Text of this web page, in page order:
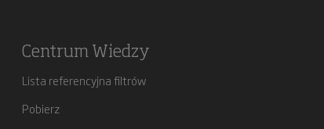
Centrum Wiedzy
Lista referencyjna filtrów
Pobierz